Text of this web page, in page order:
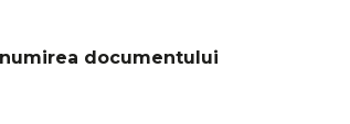
documentului